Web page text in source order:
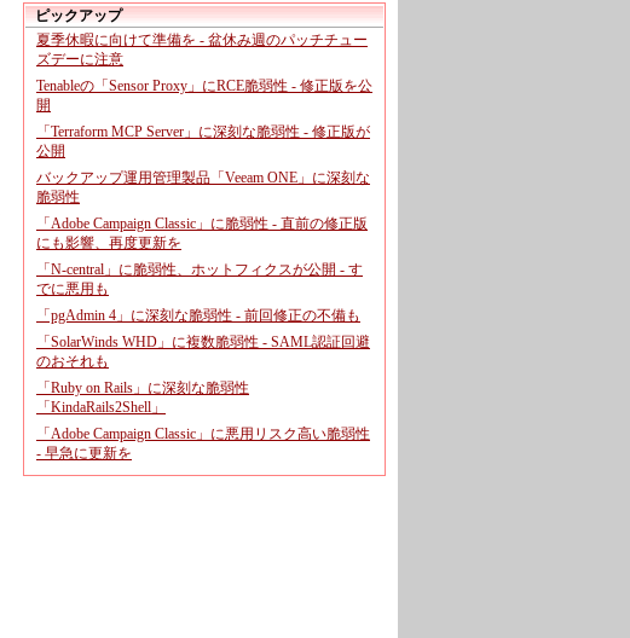
ピックアップ
夏季休暇に向けて準備を - 盆休み週のパッチチュー
ズデーに注意
Tenableの「Sensor Proxy」にRCE脆弱性 - 修正版を公
開
「Terraform MCP Server」に深刻な脆弱性 - 修正版が
公開
バックアップ運用管理製品「Veeam ONE」に深刻な
脆弱性
「Adobe Campaign Classic」に脆弱性 - 直前の修正版
にも影響、再度更新を
「N-central」に脆弱性、ホットフィクスが公開 - す
でに悪用も
「pgAdmin 4」に深刻な脆弱性 - 前回修正の不備も
「SolarWinds WHD」に複数脆弱性 - SAML認証回避
のおそれも
「Ruby on Rails」に深刻な脆弱性
「KindaRails2Shell」
「Adobe Campaign Classic」に悪用リスク高い脆弱性
- 早急に更新を